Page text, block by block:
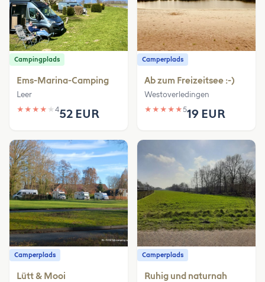
Campingplads
Ems-Marina-Camping
Leer
★ ★ ★ ★ ★ 452 EUR
Camperplads
Ab zum Freizeitsee :-)
Westoverledingen
★ ★ ★ ★ ★519 EUR
Camperplads
Lütt & Mooi
Camperplads
Ruhig und naturnah